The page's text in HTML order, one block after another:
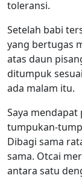
toleransi.
Setelah babi
yang bertugas
atas daun
ditumpuk
ada malam itu.
Saya
tumpukan-
Dibagi sama
sama. Otcai
antara satu